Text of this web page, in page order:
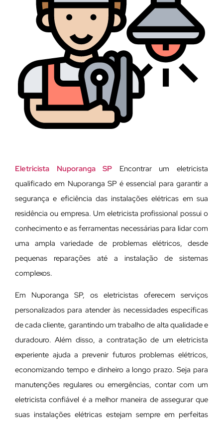
Eletricista Nuporanga SP Encontrar um eletricista
qualificado em Nuporanga SP é essencial para garantir a
segurança e eficiência das instalações elétricas em sua
residência ou empresa. Um eletricista profissional possui o
conhecimento e as ferramentas necessárias para lidar com
uma ampla variedade de problemas elétricos, desde
pequenas reparações até a instalação de sistemas
complexos.
Em Nuporanga SP, os eletricistas oferecem serviços
personalizados para atender às necessidades específicas
de cada cliente, garantindo um trabalho de alta qualidade e
duradouro. Além disso, a contratação de um eletricista
experiente ajuda a prevenir futuros problemas elétricos,
economizando tempo e dinheiro a longo prazo. Seja para
manutenções regulares ou emergências, contar com um
eletricista confiável é a melhor maneira de assegurar que
suas instalações elétricas estejam sempre em perfeitas